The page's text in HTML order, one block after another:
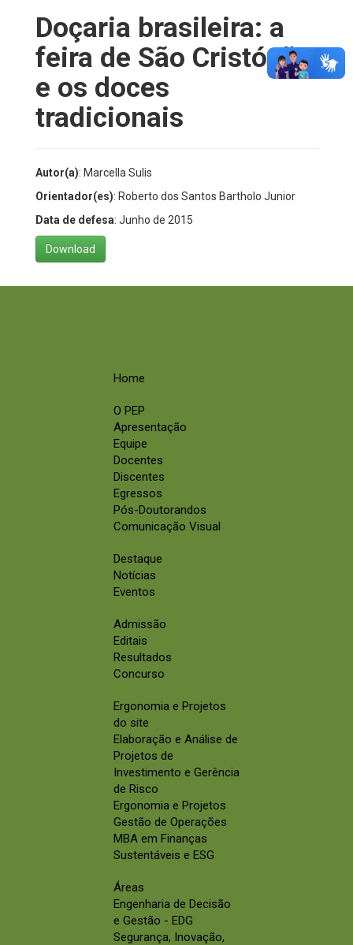
Doçaria brasileira: a
feira de São Cristóvão
e os doces
tradicionais
Autor(a): Marcella Sulis
Orientador(es): Roberto dos Santos Bartholo Junior
Data de defesa: Junho de 2015
Download
Home
O PEP
Apresentação
Equipe
Docentes
Discentes
Egressos
Pós-Doutorandos
Comunicação Visual
Destaque
Notícias
Eventos
Admissão
Editais
Resultados
Concurso
Ergonomia e Projetos
do site
Elaboração e Análise de
Projetos de
Investimento e Gerência
de Risco
Ergonomia e Projetos
Gestão de Operações
MBA em Finanças
Sustentáveis e ESG
Áreas
Engenharia de Decisão
e Gestão - EDG
Segurança, Inovação,